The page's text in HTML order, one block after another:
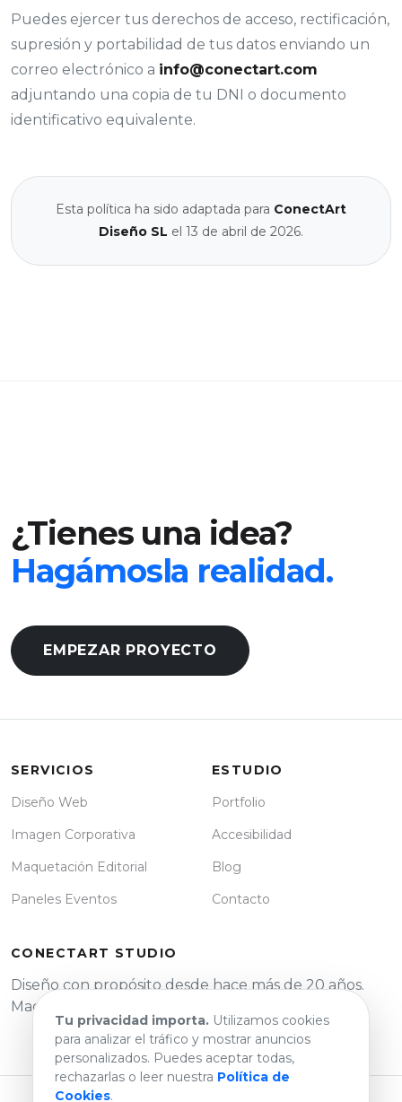
Puedes ejercer tus derechos de acceso, rectificación,
supresión y portabilidad de tus datos enviando un
correo electrónico a info@conectart.com
adjuntando una copia de tu DNI o documento
identificativo equivalente.
Esta política ha sido adaptada para ConectArt
Diseño SL el 13 de abril de 2026.
¿Tienes una idea?
Hagámosla realidad.
EMPEZAR PROYECTO
SERVICIOS
Diseño Web
Imagen Corporativa
Maquetación Editorial
Paneles Eventos
ESTUDIO
Portfolio
Accesibilidad
Blog
Contacto
CONECTART STUDIO
Diseño con propósito desde hace más de 20 años.
Madrid, España.
Tu privacidad importa. Utilizamos cookies
para analizar el tráfico y mostrar anuncios
personalizados. Puedes aceptar todas,
rechazarlas o leer nuestra Política de
Cookies.